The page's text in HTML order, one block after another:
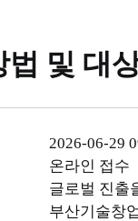
법 및 대
2026-06-29
온라인 접수
글로벌 진출
부산기술창